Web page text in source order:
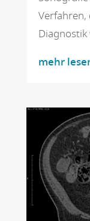
Verfahren,
Diagnostik
mehr